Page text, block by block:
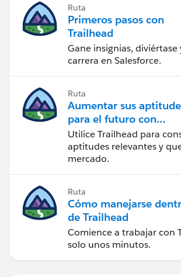
Ruta
Primeros pasos con
Trailhead
Gane insignias, diviértase
carrera en Salesforce.
Ruta
Aumentar sus
para el futuro con
Trailhead
Utilice Trailhead para
aptitudes relevantes y
mercado.
Ruta
Cómo manejarse
de Trailhead
Comience a trabajar con
solo unos minutos.